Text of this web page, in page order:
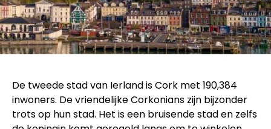
De tweede stad van Ierland is Cork met 190,384
inwoners. De vriendelijke Corkonians zijn bijzonder
trots op hun stad. Het is een bruisende stad en zelfs